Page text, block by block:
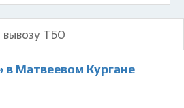
вывозу ТБО
в Матвеевом Кургане